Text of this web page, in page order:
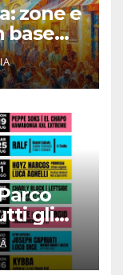
zone e
base
gli